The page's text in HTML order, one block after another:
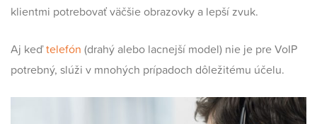
klientmi potrebovať väčšie obrazovky a lepší zvuk.
Aj keďtelefón (drahý alebo lacnejší model) nie je pre VoIP
potrebný, slúži v mnohých prípadoch dôležitému účelu.